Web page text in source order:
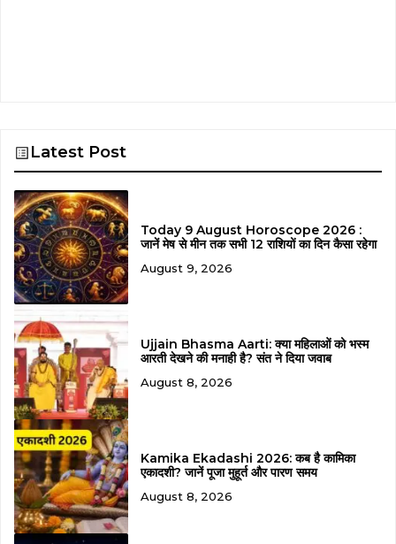
Latest Post
Today 9 August Horoscope 2026 :
जानें मेष से मीन तक सभी 12 राशियों का दिन कैसा रहेगा
August 9, 2026
Ujjain Bhasma Aarti: क्या महिलाओं को भस्म
आरती देखने की मनाही है? संत ने दिया जवाब
August 8, 2026
Kamika Ekadashi 2026: कब है कामिका
एकादशी? जानें पूजा मुहूर्त और पारण समय
August 8, 2026